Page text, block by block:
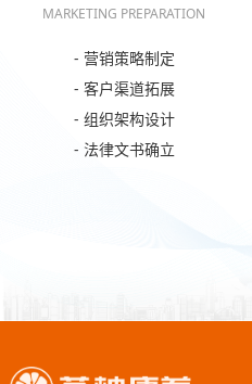
MARKETING PREPARATION
- 营销策略制定
- 客户渠道拓展
- 组织架构设计
- 法律文书确立